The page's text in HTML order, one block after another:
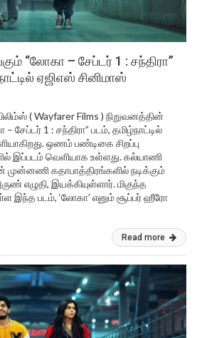
“லோகா – சேப்டர் 1 : சந்திரா”
ஏஜிஎஸ் சினிமாஸ்
( Wayfarer Films ) நிறுவனத்தின்
சேப்டர் 1 : சந்திரா” படம், தமிழ்நாட்டில்
ஒணம் பண்டிகை சிறப்பு
இப்படம் வெளியாக உள்ளது. கல்யாணி
முன்னணி கதாபாத்திரங்களில் நடிக்கும்
எழுதி, இயக்கியுள்ளார். மிகுந்த
இந்த படம், ‘லோகா’ எனும் சூப்பர் ஹீரோ
Read more